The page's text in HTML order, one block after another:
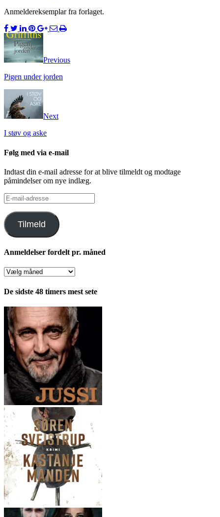
Anmeldereksemplar fra forlaget.
Previous
Pigen under jorden
Next
I støv og aske
Følg med via e-mail
Indtast din e-mail adresse for at blive tilmeldt og modtage
påmindelser om nye indlæg.
E-
mail-
adresse
Tilmeld
Anmeldelser fordelt pr. måned
Anmeldelser
pr.
De sidste 48 timers mest sete